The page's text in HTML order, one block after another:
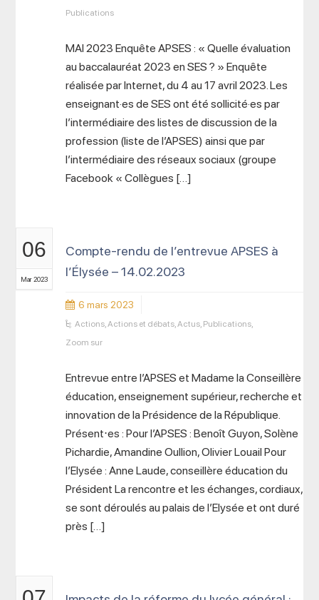
Publications
MAI 2023 Enquête APSES : « Quelle évaluation
au baccalauréat 2023 en SES ? » Enquête
réalisée par Internet, du 4 au 17 avril 2023. Les
enseignant·es de SES ont été sollicité·es par
l’intermédiaire des listes de discussion de la
profession (liste de l’APSES) ainsi que par
l’intermédiaire des réseaux sociaux (groupe
Facebook « Collègues […]
06
Mar 2023
Compte-rendu de l’entrevue APSES à
l’Élysée – 14.02.2023
6 mars 2023
Actions,Actions et débats,Actus, Publications,
Zoom sur
Entrevue entre l’APSES et Madame la Conseillère
éducation, enseignement supérieur, recherche et
innovation de la Présidence de la République.
Présent⋅es : Pour l’APSES : Benoît Guyon, Solène
Pichardie, Amandine Oullion, Olivier Louail Pour
l’Elysée : Anne Laude, conseillère éducation du
Président La rencontre et les échanges, cordiaux,
se sont déroulés au palais de l’Elysée et ont duré
près […]